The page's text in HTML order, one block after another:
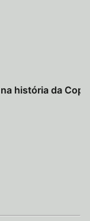
história da